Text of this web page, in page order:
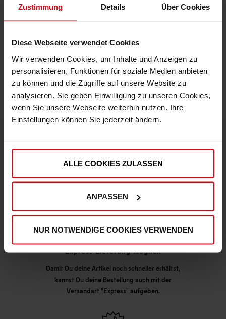
Zustimmung Details Über Cookies
Diese Webseite verwendet Cookies
Wir verwenden Cookies, um Inhalte und Anzeigen zu
personalisieren, Funktionen für soziale Medien anbieten
zu können und die Zugriffe auf unsere Website zu
analysieren. Sie geben Einwilligung zu unseren Cookies,
wenn Sie unsere Webseite weiterhin nutzen. Ihre
Einstellungen können Sie jederzeit ändern.
ALLE COOKIES ZULASSEN
ANPASSEN
NUR NOTWENDIGE COOKIES VERWENDEN
Mitgliederpreis: € 8,96
IN DEN WARENKORB
Express Lieferung möglich
Damit Du deine Artikel noch schneller erhältst,
kannst Du deine Bestellung auch mit der
Versandart "Express" aufgeben.